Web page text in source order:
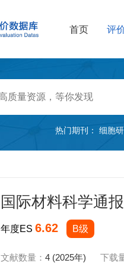
首页 评
热门期刊： 细胞
国际材料科学通报
年度ES 6.62 B级
文献数量： 4 (2025年) 下载